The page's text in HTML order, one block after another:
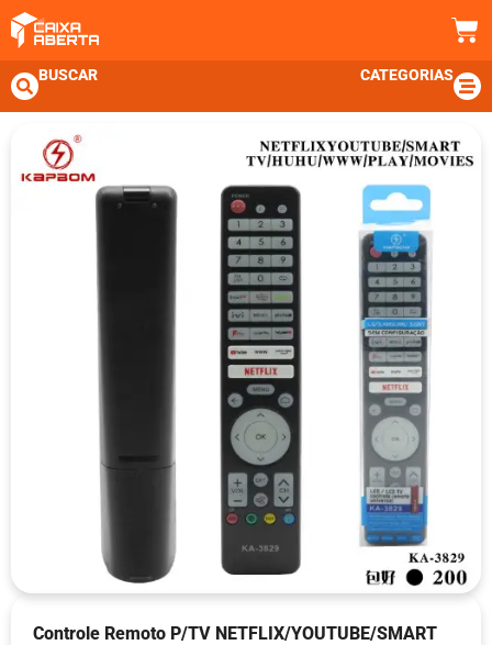
BUSCAR CATEGORIAS
Controle Remoto P/TV NETFLIX/YOUTUBE/SMART